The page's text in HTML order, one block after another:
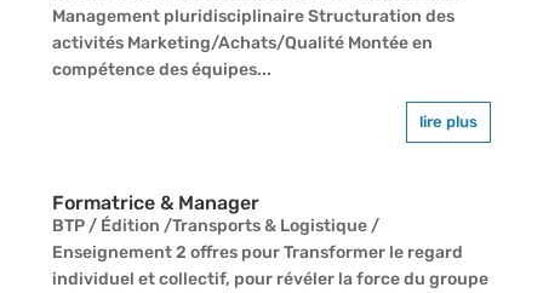
Management pluridisciplinaire Structuration des
activités Marketing/Achats/Qualité Montée en
compétence des équipes...
lire plus
Formatrice & Manager
BTP / Édition /Transports & Logistique /
Enseignement 2 offres pour Transformer le regard
individuel et collectif, pour révéler la force du groupe